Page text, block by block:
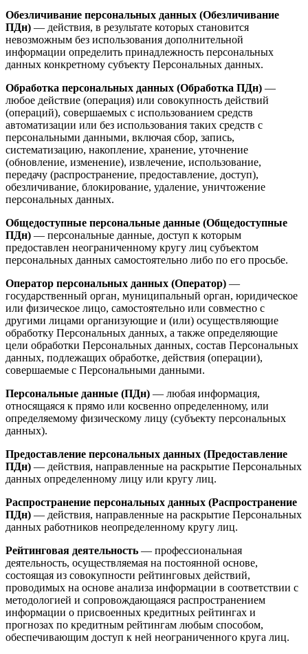
Обезличивание персональных данных (Обезличивание
ПДн) — действия, в результате которых становится
невозможным без использования дополнительной
информации определить принадлежность персональных
данных конкретному субъекту Персональных данных.
Обработка персональных данных (Обработка ПДн) —
любое действие (операция) или совокупность действий
(операций), совершаемых с использованием средств
автоматизации или без использования таких средств с
персональными данными, включая сбор, запись,
систематизацию, накопление, хранение, уточнение
(обновление, изменение), извлечение, использование,
передачу (распространение, предоставление, доступ),
обезличивание, блокирование, удаление, уничтожение
персональных данных.
Общедоступные персональные данные (Общедоступные
ПДн) — персональные данные, доступ к которым
предоставлен неограниченному кругу лиц субъектом
персональных данных самостоятельно либо по его просьбе.
Оператор персональных данных (Оператор) —
государственный орган, муниципальный орган, юридическое
или физическое лицо, самостоятельно или совместно с
другими лицами организующие и (или) осуществляющие
обработку Персональных данных, а также определяющие
цели обработки Персональных данных, состав Персональных
данных, подлежащих обработке, действия (операции),
совершаемые с Персональными данными.
Персональные данные (ПДн) — любая информация,
относящаяся к прямо или косвенно определенному, или
определяемому физическому лицу (субъекту персональных
данных).
Предоставление персональных данных (Предоставление
ПДн) — действия, направленные на раскрытие Персональных
данных определенному лицу или кругу лиц.
Распространение персональных данных (Распространение
ПДн) — действия, направленные на раскрытие Персональных
данных работников неопределенному кругу лиц.
Рейтинговая деятельность — профессиональная
деятельность, осуществляемая на постоянной основе,
состоящая из совокупности рейтинговых действий,
проводимых на основе анализа информации в соответствии с
методологией и сопровождающаяся распространением
информации о присвоенных кредитных рейтингах и
прогнозах по кредитным рейтингам любым способом,
обеспечивающим доступ к ней неограниченного круга лиц.